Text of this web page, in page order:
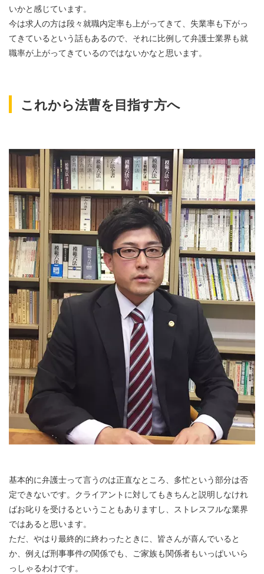
いかと感じています。
今は求人の方は段々就職内定率も上がってきて、失業率も下がっ
てきているという話もあるので、それに比例して弁護士業界も就
職率が上がってきているのではないかなと思います。
これから法曹を目指す方へ
基本的に弁護士って言うのは正直なところ、多忙という部分は否
定できないです。クライアントに対してもきちんと説明しなけれ
ばお叱りを受けるということもありますし、ストレスフルな業界
ではあると思います。
ただ、やはり最終的に終わったときに、皆さんが喜んでいると
か、例えば刑事事件の関係でも、ご家族も関係者もいっぱいいら
っしゃるわけです。